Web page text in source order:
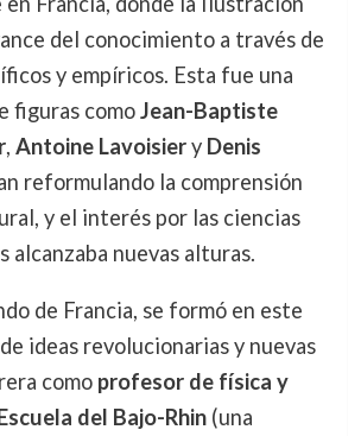
del conocimiento a través de
y empíricos. Esta fue una
figuras comoJean-Baptiste
, Antoine Lavoisiery Denis
reformulando la comprensión
y el interés por las ciencias
alcanzaba nuevas alturas.
de Francia, se formó en este
ideas revolucionarias y nuevas
como profesor de física y
del Bajo-Rhin(una